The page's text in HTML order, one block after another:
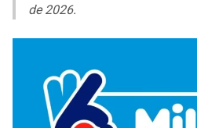
COPA SUDAMERICANA
OTRAS LIGAS
BROWNS
STEELERS
HAWKS
HORNETS
de 2026.